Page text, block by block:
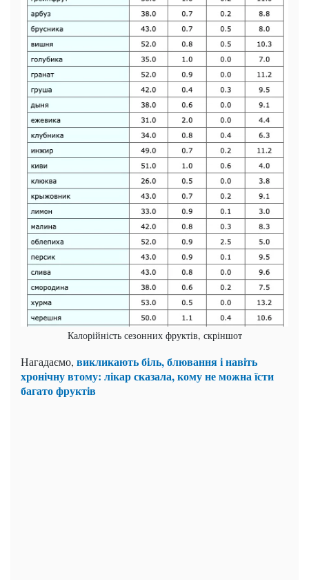
Калорійність сезонних фруктів, скріншот
Нагадаємо, викликають біль, блювання і навіть
хронічну втому: лікар сказала, кому не можна їсти
багато фруктів